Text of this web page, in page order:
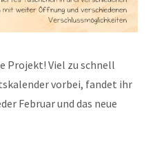
Projekt! Viel zu schnell
vorbei, fandet ihr
Februar und das neue